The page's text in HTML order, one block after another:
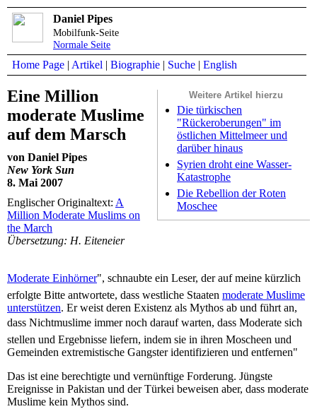
Daniel Pipes
Mobilfunk-Seite
Normale Seite
Home Page | Artikel | Biographie | Suche | English
Weitere Artikel hierzu
Die türkischen
"Rückeroberungen" im
östlichen Mittelmeer und
darüber hinaus
Syrien droht eine Wasser-
Katastrophe
Die Rebellion der Roten
Moschee
Eine Million
moderate Muslime
auf dem Marsch
von Daniel Pipes
New York Sun
8. Mai 2007
Englischer Originaltext: A
Million Moderate Muslims on
the March
Übersetzung: H. Eiteneier
Moderate Einhörner", schnaubte ein Leser, der auf meine kürzlich
erfolgte Bitte antwortete, dass westliche Staaten moderate Muslime
unterstützen. Er weist deren Existenz als Mythos ab und führt an,
dass Nichtmuslime immer noch darauf warten, dass Moderate sich
stellen und Ergebnisse liefern, indem sie in ihren Moscheen und
Gemeinden extremistische Gangster identifizieren und entfernen"
Das ist eine berechtigte und vernünftige Forderung. Jüngste
Ereignisse in Pakistan und der Türkei beweisen aber, dass moderate
Muslime kein Mythos sind.